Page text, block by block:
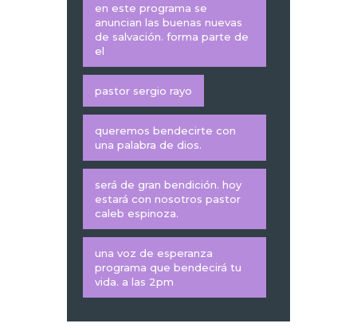
en este programa se
anuncian las buenas nuevas
de salvación. forma parte de
el
pastor sergio rayo
queremos bendecirte con
una palabra de dios.
será de gran bendición. hoy
estará con nosotros pastor
caleb espinoza.
una voz de esperanza
programa que bendecirá tu
vida. a las 2pm